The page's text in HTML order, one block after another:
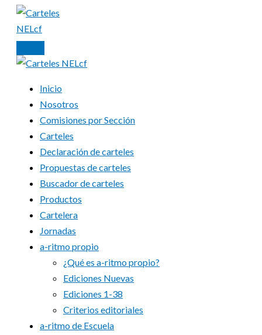
contenido
Inicio
Nosotros
Comisiones por Sección
Carteles
Declaración de carteles
Propuestas de carteles
Buscador de carteles
Productos
Cartelera
Jornadas
a-ritmo propio
¿Qué es a-ritmo propio?
Ediciones Nuevas
Ediciones 1-38
Criterios editoriales
a-ritmo de Escuela